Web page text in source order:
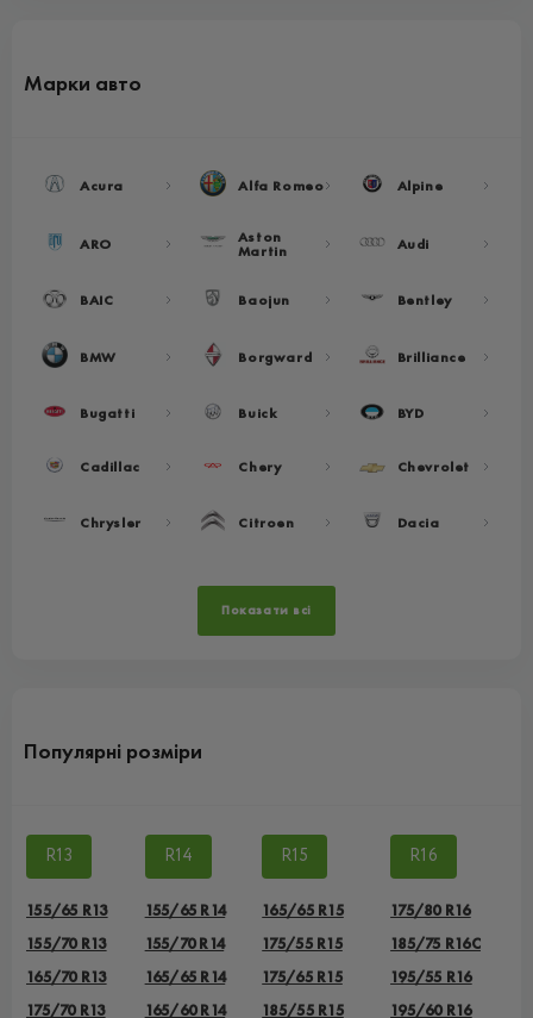
Марки авто
Acura Alfa Romeo Alpine
ARO Aston
Martin Audi
BAIC Baojun Bentley
BMW Borgward Brilliance
Bugatti Buick BYD
Cadillac Chery Chevrolet
Chrysler Citroen Dacia
Показати всі
Популярні розміри
R13
155/65 R13
155/70 R13
165/70 R13
175/70 R13
R14
155/65 R14
155/70 R14
165/65 R14
165/60 R14
R15
165/65 R15
175/55 R15
175/65 R15
185/55 R15
R16
175/80 R16
185/75 R16C
195/55 R16
195/60 R16